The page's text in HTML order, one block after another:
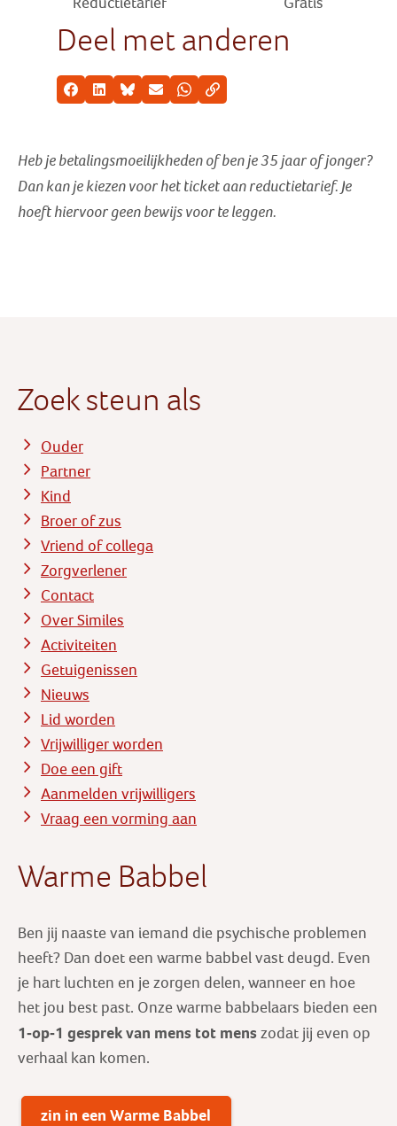
Deel met anderen
Facebook
LinkedInBlueskyE-mailWhatsappKopieer link
Heb je betalingsmoeilijkheden of ben je 35 jaar of jonger?
Dan kan je kiezen voor het ticket aan reductietarief. Je
hoeft hiervoor geen bewijs voor te leggen.
Zoek steun als
Ouder
Partner
Kind
Broer of zus
Vriend of collega
Zorgverlener
Contact
Over Similes
Activiteiten
Getuigenissen
Nieuws
Lid worden
Vrijwilliger worden
Doe een gift
Aanmelden vrijwilligers
Vraag een vorming aan
Warme Babbel
Ben jij naaste van iemand die psychische problemen
heeft? Dan doet een warme babbel vast deugd. Even
je hart luchten en je zorgen delen, wanneer en hoe
het jou best past. Onze warme babbelaars bieden een
1-op-1 gesprek van mens tot mens zodat jij even op
verhaal kan komen.
zin in een Warme Babbel